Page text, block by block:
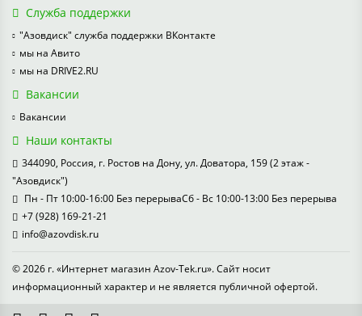
Служба поддержки
"Азовдиск" служба поддержки ВКонтакте
мы на Авито
мы на DRIVE2.RU
Вакансии
Вакансии
Наши контакты
344090, Россия, г. Ростов на Дону, ул. Доватора, 159 (2 этаж -
"Азовдиск")
Пн - Пт 10:00-16:00 Без перерываСб - Вс 10:00-13:00 Без перерыва
+7 (928) 169-21-21
info@azovdisk.ru
© 2026 г. «Интернет магазин Azov-Tek.ru». Сайт носит
информационный характер и не является публичной офертой.